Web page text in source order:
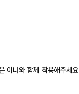
이너와 함께 착용해주세요